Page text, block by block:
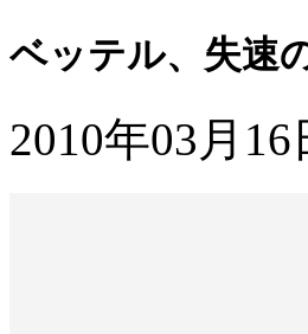
ベッテル、失速
2010年03月16